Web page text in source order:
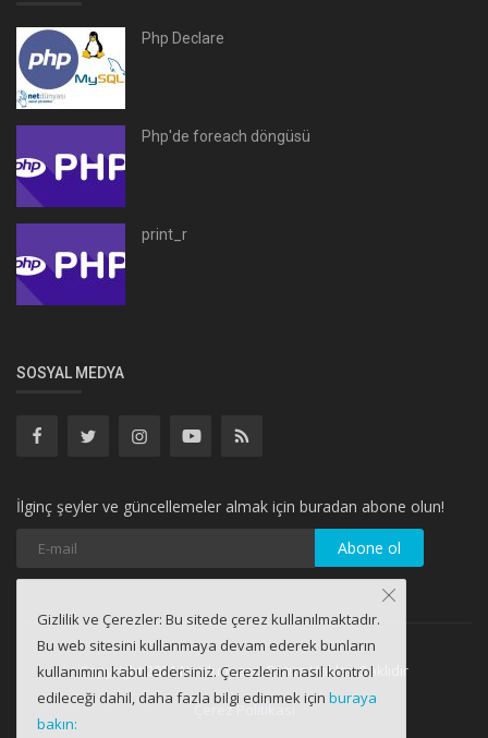
Php Declare
Php'de foreach döngüsü
print_r
SOSYAL MEDYA
İlginç şeyler ve güncellemeler almak için buradan abone olun!
Abone ol
Copyright 2021 Netdunyası - Bütün Hakları Saklıdır
Çerez Politikası
Gizlilik ve Çerezler: Bu sitede çerez kullanılmaktadır.
Bu web sitesini kullanmaya devam ederek bunların
kullanımını kabul edersiniz. Çerezlerin nasıl kontrol
edileceği dahil, daha fazla bilgi edinmek için buraya
bakın: